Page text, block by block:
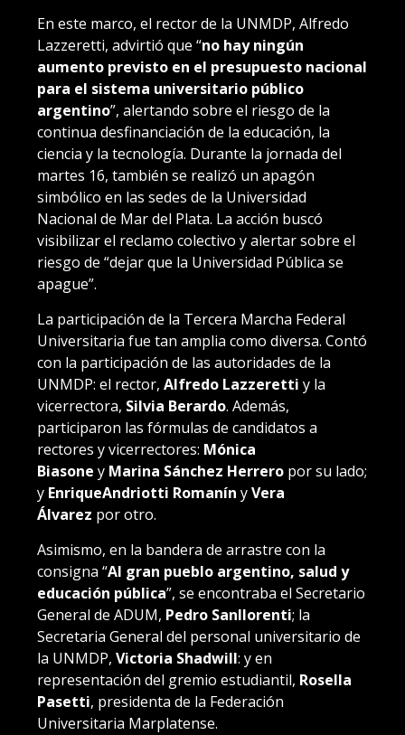
En este marco, el rector de la UNMDP, Alfredo
Lazzeretti, advirtió que “no hay ningún
aumento previsto en el presupuesto nacional
para el sistema universitario público
argentino”, alertando sobre el riesgo de la
continua desfinanciación de la educación, la
ciencia y la tecnología. Durante la jornada del
martes 16, también se realizó un apagón
simbólico en las sedes de la Universidad
Nacional de Mar del Plata. La acción buscó
visibilizar el reclamo colectivo y alertar sobre el
riesgo de “dejar que la Universidad Pública se
apague”.
La participación de la Tercera Marcha Federal
Universitaria fue tan amplia como diversa. Contó
con la participación de las autoridades de la
UNMDP: el rector, Alfredo Lazzeretti y la
vicerrectora, Silvia Berardo. Además,
participaron las fórmulas de candidatos a
rectores y vicerrectores: Mónica
Biasone y Marina Sánchez Herrero por su lado;
y EnriqueAndriotti Romanín yVera
Álvarez por otro.
Asimismo, en la bandera de arrastre con la
consigna “Al gran pueblo argentino, salud y
educación pública”, se encontraba el Secretario
General de ADUM, Pedro Sanllorenti; la
Secretaria General del personal universitario de
la UNMDP, Victoria Shadwill: y en
representación del gremio estudiantil, Rosella
Pasetti, presidenta de la Federación
Universitaria Marplatense.